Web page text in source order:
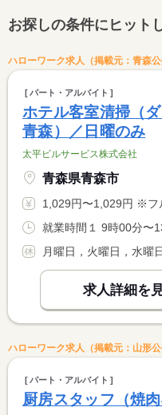
お探しの条件にヒット
ハローワーク求人（掲載元：青森公
パート・アルバイト
ホテル客室清掃（
青森）／日曜のみ
太平ビルサービス株式会社
青森県青森市
1,029円〜1,029円 ※フルタイム求人の場合は
就業時間１ 9時00分〜
月曜日，火曜日，水曜
求人詳細を
ハローワーク求人（掲載元：山形公
パート・アルバイト
厨房スタッフ（焼肉